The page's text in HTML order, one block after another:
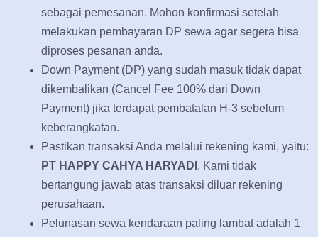
sebagai pemesanan. Mohon konfirmasi setelah
melakukan pembayaran DP sewa agar segera bisa
diproses pesanan anda.
Down Payment (DP) yang sudah masuk tidak dapat
dikembalikan (Cancel Fee 100% dari Down
Payment) jika terdapat pembatalan H-3 sebelum
keberangkatan.
Pastikan transaksi Anda melalui rekening kami, yaitu:
PT HAPPY CAHYA HARYADI . Kami tidak
bertangung jawab atas transaksi diluar rekening
perusahaan.
Pelunasan sewa kendaraan paling lambat adalah 1